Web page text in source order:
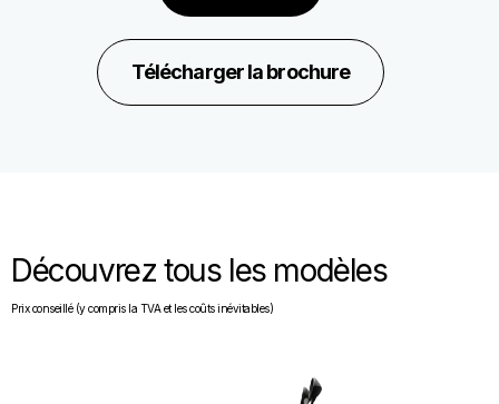
Télécharger la brochure
Découvrez tous les modèles
Prix conseillé (y compris la TVA et les coûts inévitables)